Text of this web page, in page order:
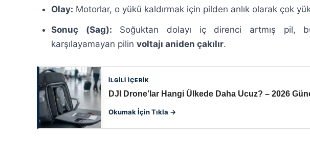
Olay: Motorlar, o yükü kaldırmak için pilden anlık olarak çok
Sonuç (Sag): Soğuktan dolayı iç direnci artmış pil,
karşılayamayan pilin voltajı aniden çakılır.
İLGİLİ İÇERİK
DJI Drone’lar Hangi Ülkede Daha Ucuz? – 2026
Okumak İçin Tıkla →